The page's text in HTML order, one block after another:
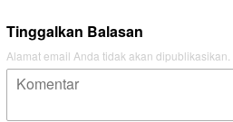
Tinggalkan Balasan
Alamat email Anda tidak akan dipublikasikan.